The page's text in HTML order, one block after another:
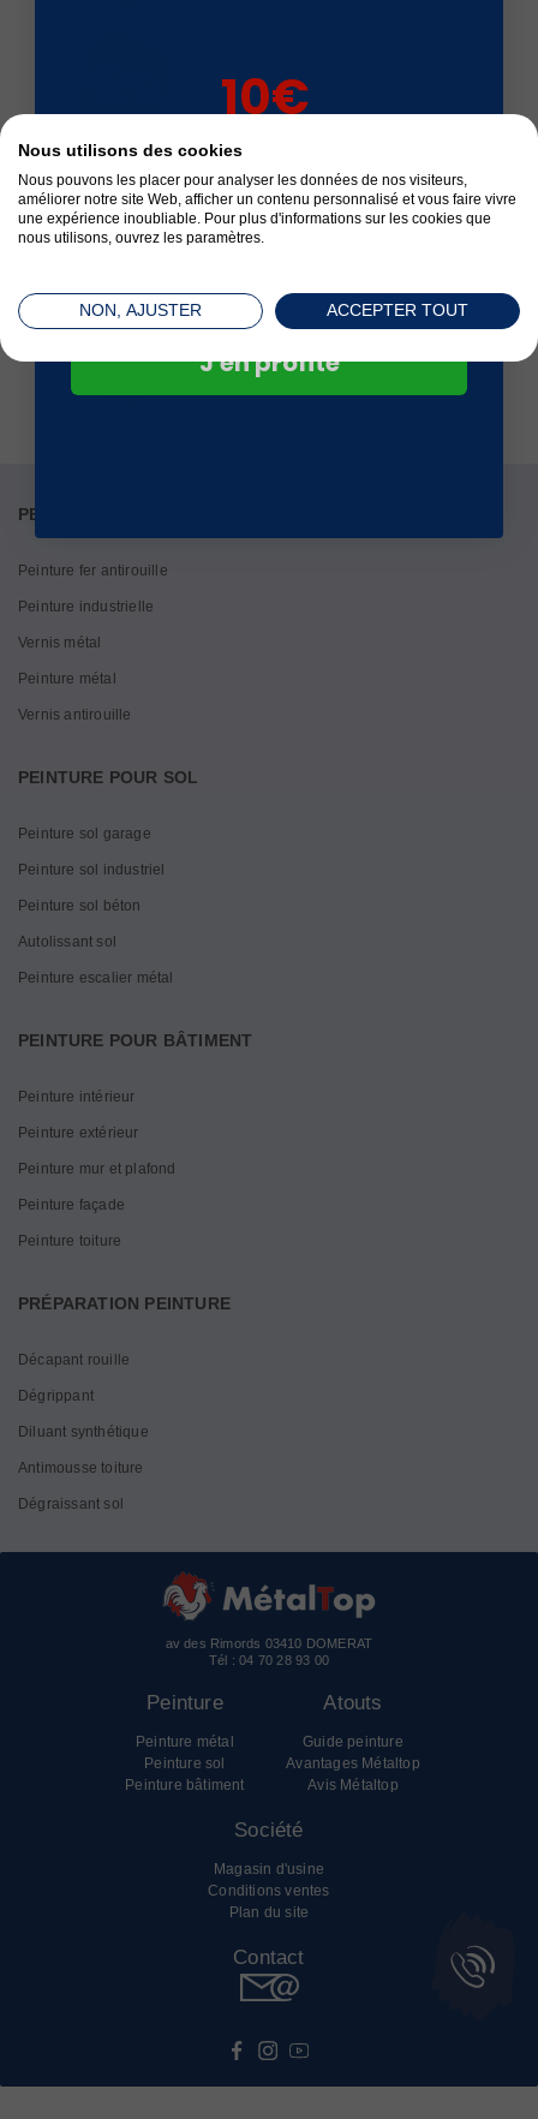
Livré en 24 à 72 h
Satisfait ou remboursé
PEINTURE POUR MÉTAUX
Peinture fer antirouille
Peinture industrielle
Vernis métal
Peinture métal
Vernis antirouille
PEINTURE POUR SOL
Peinture sol garage
Peinture sol industriel
Peinture sol béton
Autolissant sol
Peinture escalier métal
PEINTURE POUR BÂTIMENT
Peinture intérieur
Peinture extérieur
Peinture mur et plafond
Peinture façade
Peinture toiture
PRÉPARATION PEINTURE
Décapant rouille
Dégrippant
Diluant synthétique
Antimousse toiture
Dégraissant sol
av des Rimords 03410 DOMERAT
Tél :04 70 28 93 00
Peinture
Peinture métal
Peinture sol
Peinture bâtiment
Atouts
Guide peinture
Avantages Métaltop
Avis Métaltop
Société
Magasin d'usine
Conditions ventes
Plan du site
Contact
Nous utilisons des cookies
Nous pouvons les placer pour analyser les données de nos visiteurs,
améliorer notre site Web, afficher un contenu personnalisé et vous faire vivre
une expérience inoubliable. Pour plus d'informations sur les cookies que
nous utilisons, ouvrez les paramètres.
ACCEPTER TOUT
NON, AJUSTER
10€
sur votre 1ère
commande*
J'en profite